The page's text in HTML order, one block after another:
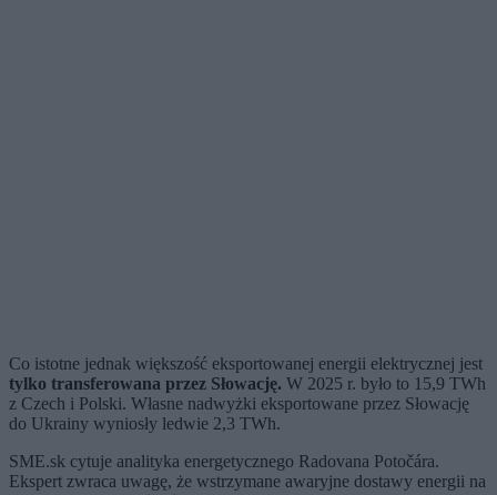
Co istotne jednak większość eksportowanej energii elektrycznej jest
tylko transferowana przez Słowację. W 2025 r. było to 15,9 TWh
z Czech i Polski. Własne nadwyżki eksportowane przez Słowację
do Ukrainy wyniosły ledwie 2,3 TWh.
SME.sk cytuje analityka energetycznego Radovana Potočára.
Ekspert zwraca uwagę, że wstrzymane awaryjne dostawy energii na